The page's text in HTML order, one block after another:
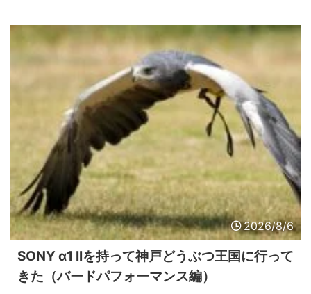
2026/8/6
SONY α1 IIを持って神戸どうぶつ王国に行って
きた（バードパフォーマンス編）